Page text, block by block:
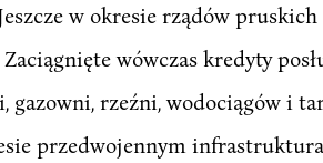
w okresie rządów
wówczas kredyty
rzeźni, wodociągów i
przedwojennym